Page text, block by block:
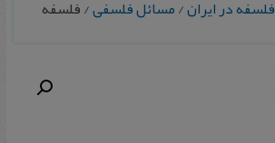
فلسفه در ایران/مسائل فلسفی/ فلسفه